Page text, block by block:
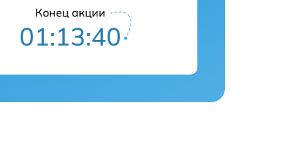
Конец акции
01:13:39